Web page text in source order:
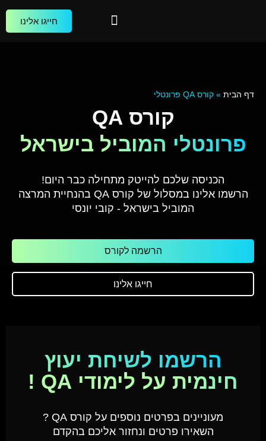
חייגו אלינו
דף הבית » קורס QA פרונטלי
קורס QA
פרונטלי המוביל בישראל
הכניסה שלכם להייטק מתחילה כבר היום!
הרשמו אלינו במסלול של קורס QA
בהנחיית המרצה
המוביל בישראל - קובי יונסי
הרשמה לקורס
חייגו אלינו
הרשמו לשיחת יעוץ
חינמית על לימודי QA !
מעוניינים בפרטים נוספים על קורס QA ?
השאירו פרטים ונחזור אליכם בהקדם